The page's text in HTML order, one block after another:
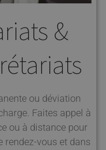
&
ou déviation
Faites appel à
ou à distance pour
rendez-vous et dans